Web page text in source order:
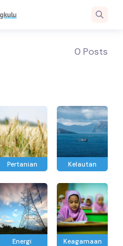
0 Posts
Pertanian Kelautan
Energi Keagamaan